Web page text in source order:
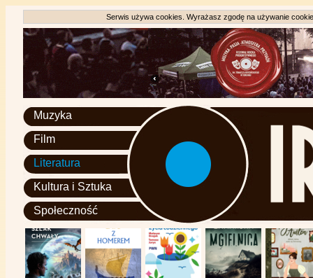
Serwis używa cookies. Wyrażasz zgodę na używanie
Muzyka
Film
Literatura
Kultura i Sztuka
Społeczność